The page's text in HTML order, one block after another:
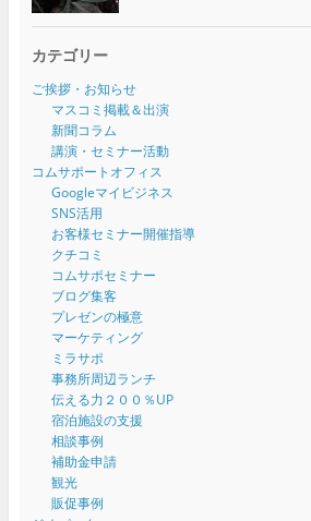
カテゴリー
ご挨拶・お知らせ
マスコミ掲載＆出演
新聞コラム
講演・セミナー活動
コムサポートオフィス
Googleマイビジネス
SNS活用
お客様セミナー開催指導
クチコミ
コムサポセミナー
ブログ集客
プレゼンの極意
マーケティング
ミラサポ
事務所周辺ランチ
伝える力２００％UP
宿泊施設の支援
相談事例
補助金申請
観光
販促事例